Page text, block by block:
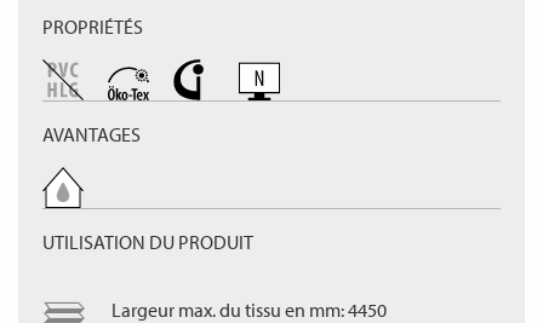
PROPRIÉTÉS
AVANTAGES
UTILISATION DU PRODUIT
Largeur max. du tissu en mm: 4450